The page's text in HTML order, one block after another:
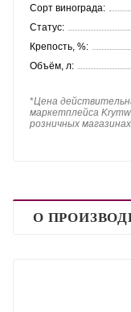
Сорт винограда:
Статус:
Крепость, %:
Объём, л:
*Цена
маркетплейса
розничных магазинах.
О